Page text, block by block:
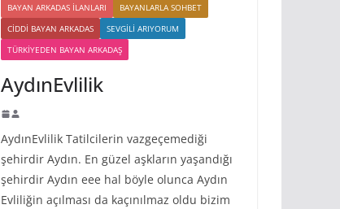
BAYAN ARKADAS ILANLARI
BAYANLARLA SOHBET
CIDDI BAYAN ARKADAS
SEVGILI ARIYORUM
TÜRKIYEDEN BAYAN ARKADAŞ
AydınEvlilik
AydınEvlilik Tatilcilerin vazgeçemediği
şehirdir Aydın. En güzel aşkların yaşandığı
şehirdir Aydın eee hal böyle olunca Aydın
Evliliğin açılması da kaçınılmaz oldu bizim